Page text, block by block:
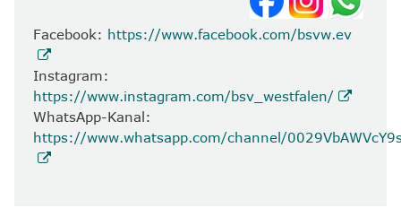
Facebook: https://www.facebook.com/bsvw.ev
Instagram:
https://www.instagram.com/bsv_westfalen/
WhatsApp-Kanal:
https://www.whatsapp.com/channel/